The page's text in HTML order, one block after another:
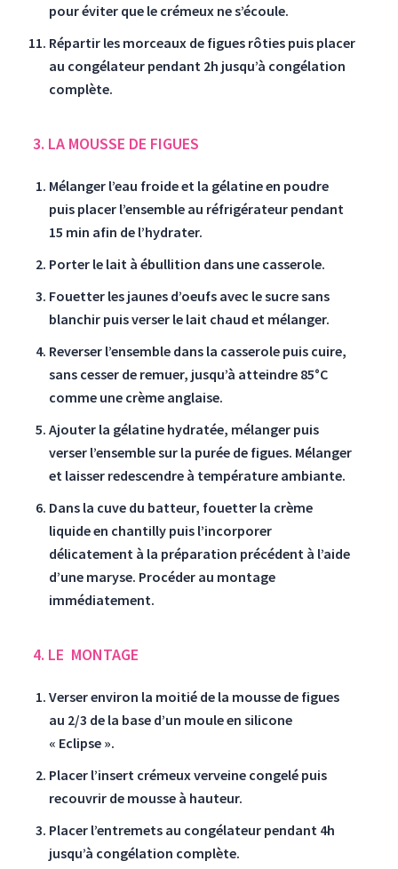
pour éviter que le crémeux ne s’écoule.
Répartir les morceaux de figues rôties puis placer
au congélateur pendant 2h jusqu’à congélation
complète.
3. LA MOUSSE DE FIGUES
Mélanger l’eau froide et la gélatine en poudre
puis placer l’ensemble au réfrigérateur pendant
15 min afin de l’hydrater.
Porter le lait à ébullition dans une casserole.
Fouetter les jaunes d’oeufs avec le sucre sans
blanchir puis verser le lait chaud et mélanger.
Reverser l’ensemble dans la casserole puis cuire,
sans cesser de remuer, jusqu’à atteindre 85°C
comme une crème anglaise.
Ajouter la gélatine hydratée, mélanger puis
verser l’ensemble sur la purée de figues. Mélanger
et laisser redescendre à température ambiante.
Dans la cuve du batteur, fouetter la crème
liquide en chantilly puis l’incorporer
délicatement à la préparation précédent à l’aide
d’une maryse. Procéder au montage
immédiatement.
4. LE MONTAGE
Verser environ la moitié de la mousse de figues
au 2/3 de la base d’un moule en silicone
« Eclipse ».
Placer l’insert crémeux verveine congelé puis
recouvrir de mousse à hauteur.
Placer l’entremets au congélateur pendant 4h
jusqu’à congélation complète.